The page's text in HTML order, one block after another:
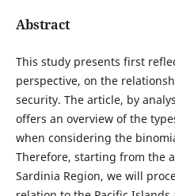
Abstract
This study presents first
perspective, on the
security. The article, by
offers an overview of the
when considering the
Therefore, starting from the
Sardinia Region, we will